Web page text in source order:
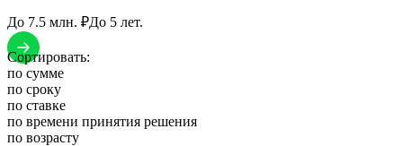
До 7.5 млн. ₽До 5 лет.
Сортировать:
по сумме
по сроку
по ставке
по времени принятия решения
по возрасту